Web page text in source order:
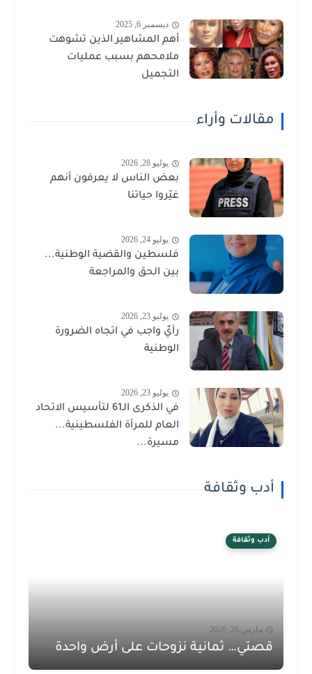
ديسمبر 6, 2025
أهم المشاهير الذين تشوهت
ملامحهم بسبب عمليات
التجميل
مقالات وأراء
يوليو 28, 2026
بعض الناس لا يعرفون أنهم
غيّروا حياتنا
يوليو 24, 2026
فلسطين والقضية الوطنية...
بين الحق والمراجعة
يوليو 23, 2026
رأيٌ واجب في اتجاه الضرورة
الوطنية
يوليو 23, 2026
في الذكرى الـ61 لتأسيس الاتحاد
العام للمرأة الفلسطينية...
مسيرة...
أدب وثقافة
أدب وثقافة
مارس 26, 2026
قصتي… ثمانية نزوحات على أرض واحدة